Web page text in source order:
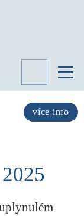
více info